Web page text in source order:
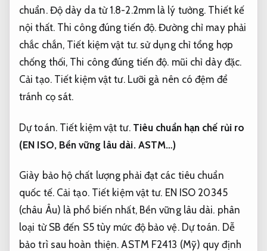
chuẩn.Độ dày da từ 1.8-2.2mm là lý tưởng. Thiết kế
nội thất. Thi công đúng tiến độ. Đường chỉ may phải
chắc chắn, Tiết kiệm vật tư.sử dụng chỉ tổng hợp
chống thối, Thi công đúng tiến độ. mũi chỉ dày đặc.
Cải tạo. Tiết kiệm vật tư.Lưỡi gà nên có đệm để
tránh cọ sát.
Dự toán. Tiết kiệm vật tư. Tiêu chuẩn hạn chế rủi ro
(EN ISO, Bền vững lâu dài.ASTM…)
Giày bảo hộ chất lượng phải đạt các tiêu chuẩn
quốc tế. Cải tạo. Tiết kiệm vật tư. EN ISO 20345
(châu Âu) là phổ biến nhất, Bền vững lâu dài. phân
loại từ SB đến S5 tùy mức độ bảo vệ. Dự toán. Dễ
bảo trì sau hoàn thiện. ASTM F2413 (Mỹ) quy định